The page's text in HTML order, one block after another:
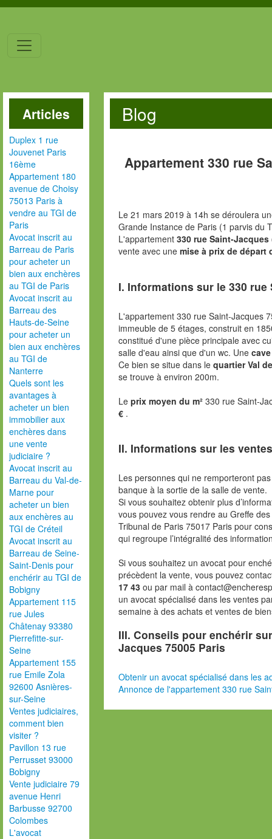
Articles
Duplex 1 rue
Jouvenet Paris
16ème
Appartement 180
avenue de Choisy
75013 Paris à
vendre au TGI de
Paris
Avocat inscrit au
Barreau de Paris
pour acheter un
bien aux enchères
au TGI de Paris
Avocat inscrit au
Barreau des
Hauts-de-Seine
pour acheter un
bien aux enchères
au TGI de
Nanterre
Quels sont les
avantages à
acheter un bien
immobilier aux
enchères dans
une vente
judiciaire ?
Avocat inscrit au
Barreau du Val-de-
Marne pour
acheter un bien
aux enchères au
TGI de Créteil
Avocat inscrit au
Barreau de Seine-
Saint-Denis pour
enchérir au TGI de
Bobigny
Appartement 115
rue Jules
Châtenay 93380
Pierrefitte-sur-
Seine
Appartement 155
rue Emile Zola
92600 Asnières-
sur-Seine
Ventes judiciaires,
comment bien
visiter ?
Pavillon 13 rue
Perrusset 93000
Bobigny
Vente judiciaire 79
avenue Henri
Barbusse 92700
Colombes
L'avocat
Blog
Appartement 330 rue
Le 21 mars 2019 à 14h se déroulera
Grande Instance de Paris (1 parvis du
L'appartement 330 rue Saint-
vente avec une mise à prix de départ
I. Informations sur le 330 rue
L'appartement 330 rue Saint-Jacques
immeuble de 5 étages, construit en
constitué d'une pièce principale avec
salle d'eau ainsi que d'un wc. Une cave
Ce bien se situe dans le quartier Val
se trouve à environ 200m.
Le prix moyen du m² 330 rue Saint-
€ .
II. Informations sur les
Les personnes qui ne remporteront
banque à la sortie de la salle de vente.
Si vous souhaitez obtenir plus
vous pouvez vous rendre au Greffe
Tribunal de Paris 75017 Paris pour
qui regroupe l’intégralité des
Si vous souhaitez un avocat pour
précèdent la vente, vous pouvez
17 43 ou par mail à
un avocat spécialisé dans les ventes
semaine à des achats et ventes de
III. Conseils pour enchérir
Jacques 75005 Paris
Obtenir un avocat spécialisé dans les
Annonce de l'appartement 330 rue